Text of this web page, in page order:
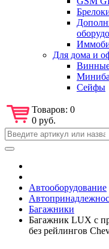
Для дома и
Сейфы
Товаров: 0
0 руб.
Автооборудование
Багажники
Багажник LUX с
без рейлингов